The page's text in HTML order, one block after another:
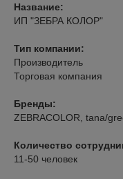
Название:
ИП "ЗЕБРА КОЛОР"
Тип компании:
Производитель
Торговая компания
Бренды:
ZEBRACOLOR, tana/
Количество
11-50 человек